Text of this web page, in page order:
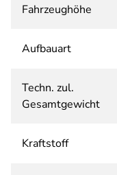
Fahrzeughöhe
Aufbauart
Techn. zul.
Gesamtgewicht
Kraftstoff